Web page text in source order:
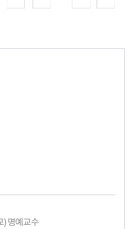
) 명예교수